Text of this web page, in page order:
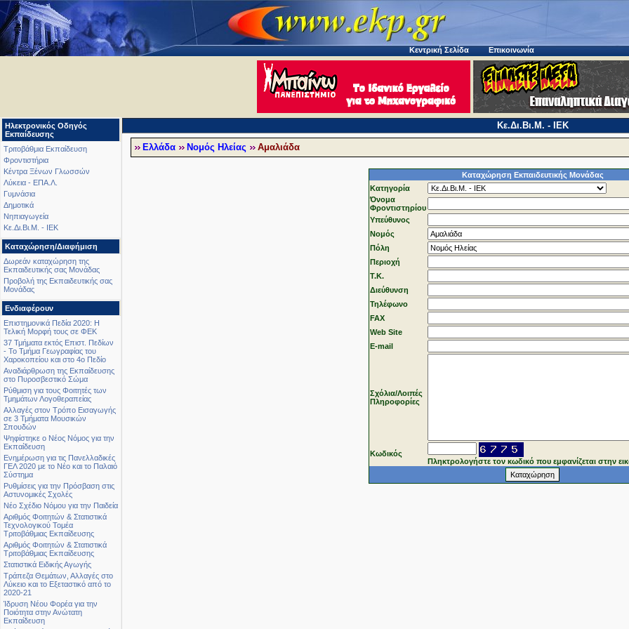
Κεντρική Σελίδα Επικοινωνία
Ηλεκτρονικός Οδηγός
Εκπαίδευσης
Τριτοβάθμια Εκπαίδευση
Φροντιστήρια
Κέντρα Ξένων Γλωσσών
Λύκεια - ΕΠΑ.Λ.
Γυμνάσια
Δημοτικά
Νηπιαγωγεία
Κε.Δι.Βι.Μ. - ΙΕΚ
Καταχώρηση/Διαφήμιση
Δωρεάν καταχώρηση της
Εκπαιδευτικής σας Μονάδας
Προβολή της Εκπαιδευτικής σας
Μονάδας
Ενδιαφέρουν
Επιστημονικά Πεδία 2020: Η
Τελική Μορφή τους σε ΦΕΚ
37 Τμήματα εκτός Επιστ. Πεδίων
- Το Τμήμα Γεωγραφίας του
Χαροκοπείου και στο 4ο Πεδίο
Αναδιάρθρωση της Εκπαίδευσης
στο Πυροσβεστικό Σώμα
Ρύθμιση για τους Φοιτητές των
Τμημάτων Λογοθεραπείας
Αλλαγές στον Τρόπο Εισαγωγής
σε 3 Τμήματα Μουσικών
Σπουδών
Ψηφίστηκε ο Νέος Νόμος για την
Εκπαίδευση
Ενημέρωση για τις Πανελλαδικές
ΓΕΛ 2020 με το Νέο και το Παλαιό
Σύστημα
Ρυθμίσεις για την Πρόσβαση στις
Αστυνομικές Σχολές
Νέο Σχέδιο Νόμου για την Παιδεία
Αριθμός Φοιτητών & Στατιστικά
Τεχνολογικού Τομέα
Τριτοβάθμιας Εκπαίδευσης
Αριθμός Φοιτητών & Στατιστικά
Τριτοβάθμιας Εκπαίδευσης
Στατιστικά Ειδικής Αγωγής
Τράπεζα Θεμάτων, Αλλαγές στο
Λύκειο και το Εξεταστικό από το
2020-21
Ίδρυση Νέου Φορέα για την
Ποιότητα στην Ανώτατη
Εκπαίδευση
Κε.Δι.Βι.Μ. - ΙΕΚ
Ελλάδα Νομός Ηλείας Αμαλιάδα
Καταχώρηση Εκπαιδευτικής Μονάδας
Κατηγορία
Όνομα
Φροντιστηρίου
Υπεύθυνος
Νομός
Πόλη
Περιοχή
T.K.
Διεύθυνση
Τηλέφωνo
FAX
Web Site
Ε-mail
Σχόλια/Λοιπές
Πληροφορίες
Κωδικός
Πληκτρολογήστε τον κωδικό που εμφανίζεται στην